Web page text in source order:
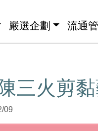
嚴選企劃 流通
三火剪
09